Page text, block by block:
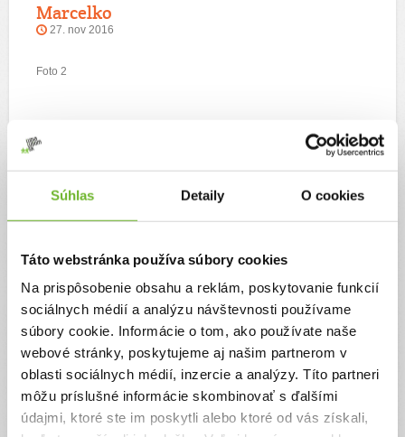
Súhlas Detaily O cookies
Táto webstránka používa súbory cookies
Na prispôsobenie obsahu a reklám, poskytovanie funkcií
sociálnych médií a analýzu návštevnosti používame
súbory cookie. Informácie o tom, ako používate naše
webové stránky, poskytujeme aj našim partnerom v
oblasti sociálnych médií, inzercie a analýzy. Títo partneri
môžu príslušné informácie skombinovať s ďalšími
údajmi, ktoré ste im poskytli alebo ktoré od vás získali,
Marcelko
27. nov 2016
Foto 2
foto 1
4. okt 2016
ZTP Marcelko